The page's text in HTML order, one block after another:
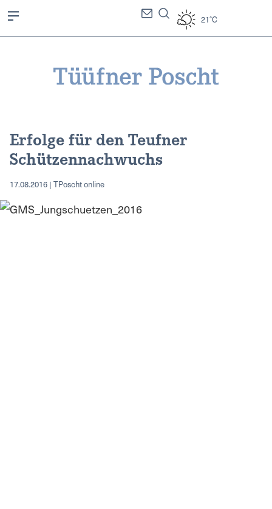
21°C
Erfolge für den Teufner
Schützennachwuchs
17.08.2016 | TPoscht online